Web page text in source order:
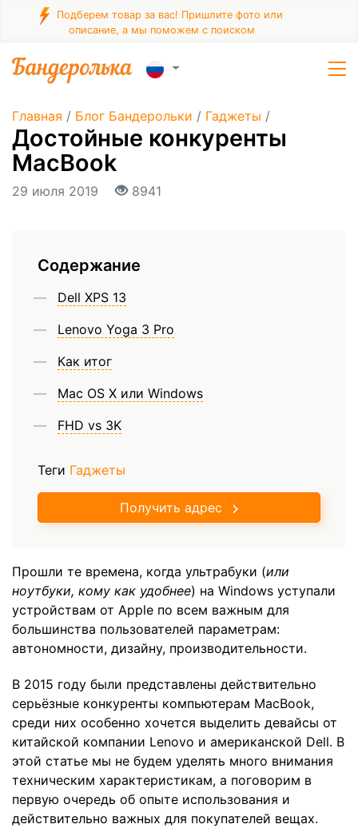
Подберем товар за вас! Пришлите фото или
описание, а мы поможем с поиском
Главная / Блог Бандерольки / Гаджеты /
Достойные конкуренты
MacBook
29 июля 2019 8941
Содержание
Dell XPS 13
Lenovo Yoga 3 Pro
Как итог
Mac OS X или Windows
FHD vs 3K
Теги Гаджеты
Получить адрес
Прошли те времена, когда ультрабуки (или
ноутбуки, кому как удобнее) на Windows уступали
устройствам от Apple по всем важным для
большинства пользователей параметрам:
автономности, дизайну, производительности.
В 2015 году были представлены действительно
серьёзные конкуренты компьютерам MacBook,
среди них особенно хочется выделить девайсы от
китайской компании Lenovo и американской Dell. В
этой статье мы не будем уделять много внимания
техническим характеристикам, а поговорим в
первую очередь об опыте использования и
действительно важных для покупателей вещах.